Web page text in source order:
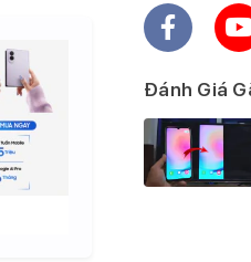
Đánh Giá